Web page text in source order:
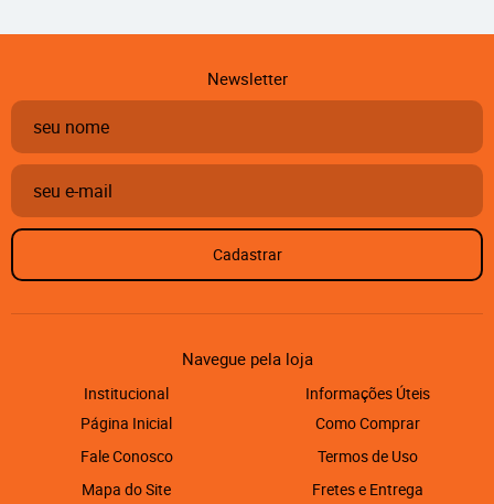
Newsletter
Cadastrar
Navegue pela loja
Institucional
Página Inicial
Fale Conosco
Mapa do Site
Informações Úteis
Como Comprar
Termos de Uso
Fretes e Entrega